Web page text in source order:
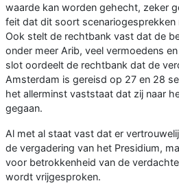
waarde kan worden gehecht, zeker
feit dat dit soort scenariogesprekken
Ook stelt de rechtbank vast dat de
onder meer Arib, veel vermoedens
slot oordeelt de rechtbank dat de
Amsterdam is gereisd op 27 en 28
het allerminst vaststaat dat zij naar
gegaan.
Al met al staat vast dat er
de vergadering van het Presidium,
voor betrokkenheid van de
wordt vrijgesproken.